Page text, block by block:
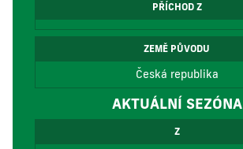
PŘÍCHOD Z
ZEMĚ PŮVODU
Česká republika
AKTUÁLNÍ SEZÓNA
Z